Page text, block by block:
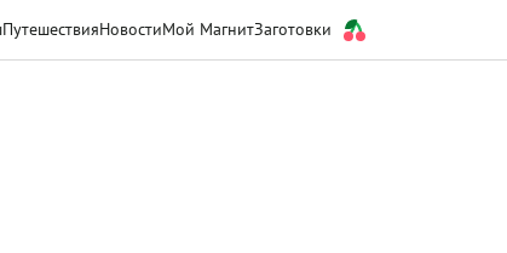
ПутешествияНовостиМой МагнитЗаготовки